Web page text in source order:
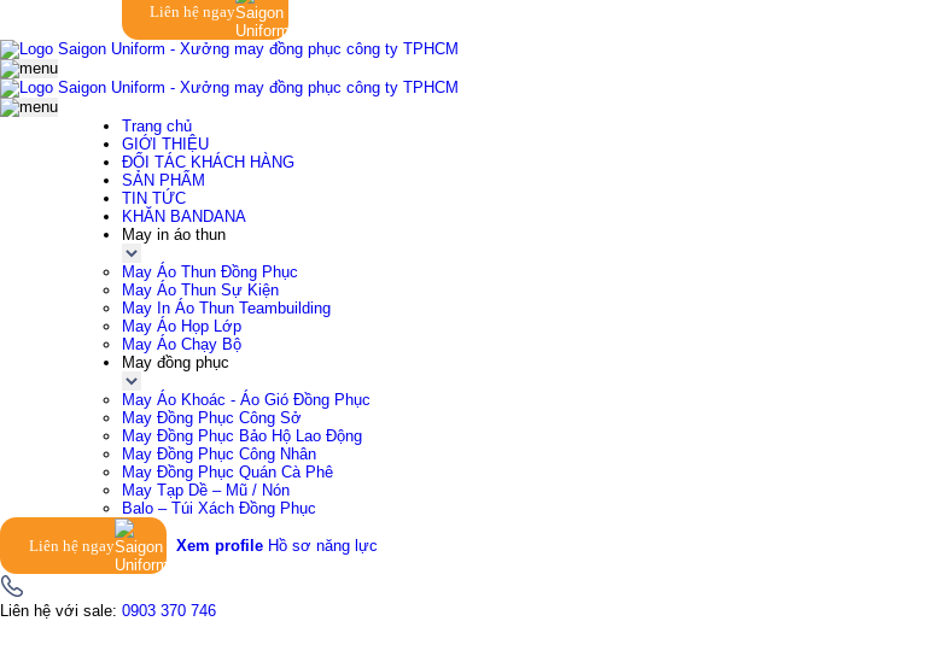
Liên hệ ngay
Trang chủ
GIỚI THIỆU
ĐỐI TÁC KHÁCH HÀNG
SẢN PHẨM
TIN TỨC
KHĂN BANDANA
May in áo thun
May Áo Thun Đồng Phục
May Áo Thun Sự Kiện
May In Áo Thun Teambuilding
May Áo Họp Lớp
May Áo Chạy Bộ
May đồng phục
May Áo Khoác - Áo Gió Đồng Phục
May Đồng Phục Công Sở
May Đồng Phục Bảo Hộ Lao Động
May Đồng Phục Công Nhân
May Đồng Phục Quán Cà Phê
May Tạp Dề – Mũ / Nón
Balo – Túi Xách Đồng Phục
Liên hệ ngay Xem profile Hồ sơ năng lực
Liên hệ với sale: 0903 370 746